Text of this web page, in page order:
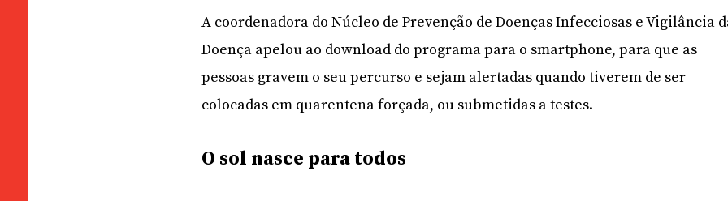
A coordenadora do Núcleo de Prevenção de Doenças Infecciosas e Vigilância
Doença apelou ao download do programa para o smartphone, para que as
pessoas gravem o seu percurso e sejam alertadas quando tiverem de ser
colocadas em quarentena forçada, ou submetidas a testes.
O sol nasce para todos